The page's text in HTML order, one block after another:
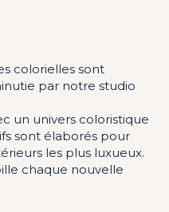
colorielles sont
par notre studio
un univers coloristique
sont élaborés pour
les plus luxueux.
chaque nouvelle